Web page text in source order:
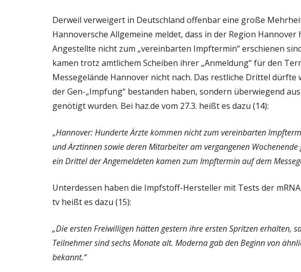
Derweil verweigert in Deutschland offenbar eine große
Hannoversche Allgemeine meldet, dass in der Region
Angestellte nicht zum „vereinbarten Impftermin“ erschienen
kamen trotz amtlichem Scheiben ihrer „Anmeldung“ für den
Messegelände Hannover nicht nach. Das restliche Drittel
der Gen-„Impfung“ bestanden haben, sondern überwiegend
genötigt wurden. Bei haz.de vom 27.3. heißt es dazu (14):
„Hannover: Hunderte Ärzte kommen nicht zum vereinbarten
und Ärztinnen sowie deren Mitarbeiter am vergangenen
ein Drittel der Angemeldeten kamen zum Impftermin auf dem
Unterdessen haben die Impfstoff-Hersteller mit Tests der
tv heißt es dazu (15):
„Die ersten Freiwilligen hätten gestern ihre ersten Spritzen erhalten,
Teilnehmer sind sechs Monate alt. Moderna gab den Beginn von
bekannt.“